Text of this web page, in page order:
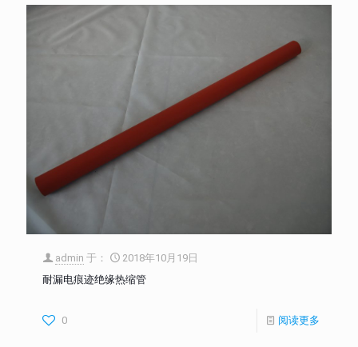
admin 于：
2018年10月19日
耐漏电痕迹绝缘热缩管
0 阅读更多